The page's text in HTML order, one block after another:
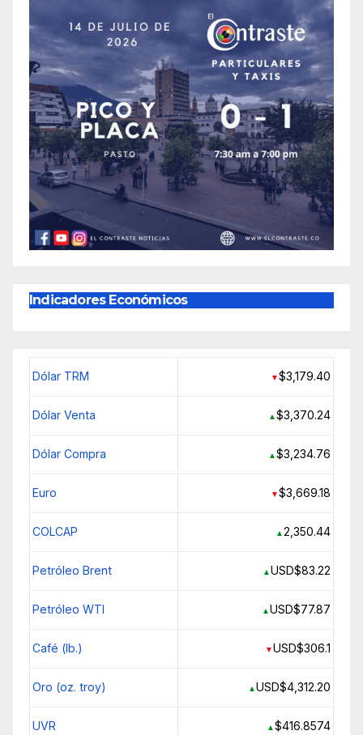
Indicadores Económicos
Dólar TRM ▼$3,179.40
Dólar Venta ▲$3,370.24
Dólar Compra ▲$3,234.76
Euro ▼$3,669.18
COLCAP ▲2,350.44
Petróleo Brent ▲USD$83.22
Petróleo WTI ▲USD$77.87
Café (lb.) ▼USD$306.1
Oro (oz. troy) ▲USD$4,312.20
UVR ▲$416.8574